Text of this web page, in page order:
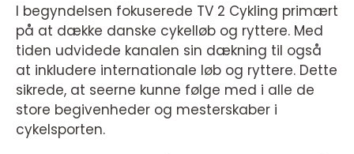
I begyndelsen fokuserede TV 2 Cykling primært
på at dække danske cykelløb og ryttere. Med
tiden udvidede kanalen sin dækning til også
at inkludere internationale løb og ryttere. Dette
sikrede, at seerne kunne følge med i alle de
store begivenheder og mesterskaber i
cykelsporten.